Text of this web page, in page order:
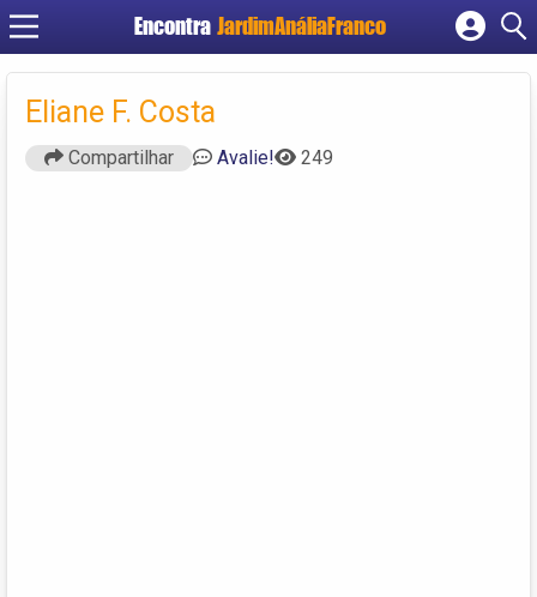
Encontra JardimAnáliaFranco
Cadastrar empresa
Eliane F. Costa
Compartilhar Avalie! 249